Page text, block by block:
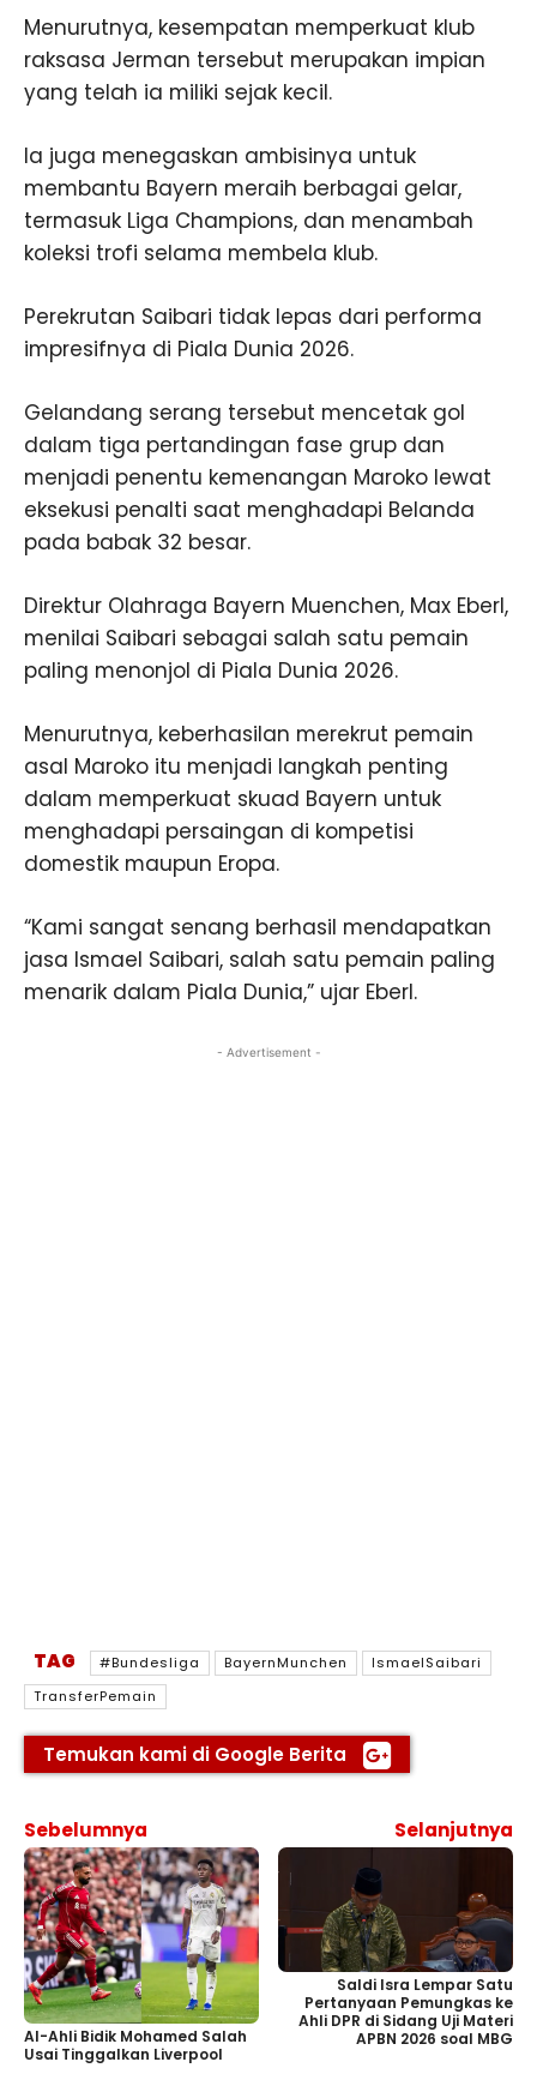
Menurutnya, kesempatan memperkuat klub
raksasa Jerman tersebut merupakan impian
yang telah ia miliki sejak kecil.
Ia juga menegaskan ambisinya untuk
membantu Bayern meraih berbagai gelar,
termasuk Liga Champions, dan menambah
koleksi trofi selama membela klub.
Perekrutan Saibari tidak lepas dari performa
impresifnya di Piala Dunia 2026.
Gelandang serang tersebut mencetak gol
dalam tiga pertandingan fase grup dan
menjadi penentu kemenangan Maroko lewat
eksekusi penalti saat menghadapi Belanda
pada babak 32 besar.
Direktur Olahraga Bayern Muenchen, Max Eberl,
menilai Saibari sebagai salah satu pemain
paling menonjol di Piala Dunia 2026.
Menurutnya, keberhasilan merekrut pemain
asal Maroko itu menjadi langkah penting
dalam memperkuat skuad Bayern untuk
menghadapi persaingan di kompetisi
domestik maupun Eropa.
“Kami sangat senang berhasil mendapatkan
jasa Ismael Saibari, salah satu pemain paling
menarik dalam Piala Dunia,” ujar Eberl.
- Advertisement -
TAG #Bundesliga BayernMunchen
IsmaelSaibari
TransferPemain
Temukan kami di Google Berita
Sebelumnya
Al-Ahli Bidik Mohamed Salah
Usai Tinggalkan Liverpool
Selanjutnya
Saldi Isra Lempar Satu
Pertanyaan Pemungkas ke
Ahli DPR di Sidang Uji Materi
APBN 2026 soal MBG